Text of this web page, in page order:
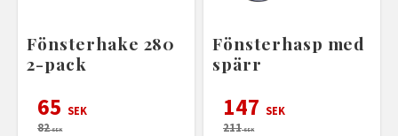
Fönsterhake 280
2-pack
65 SEK
82SEK
Fönsterhasp med
spärr
147 SEK
211SEK